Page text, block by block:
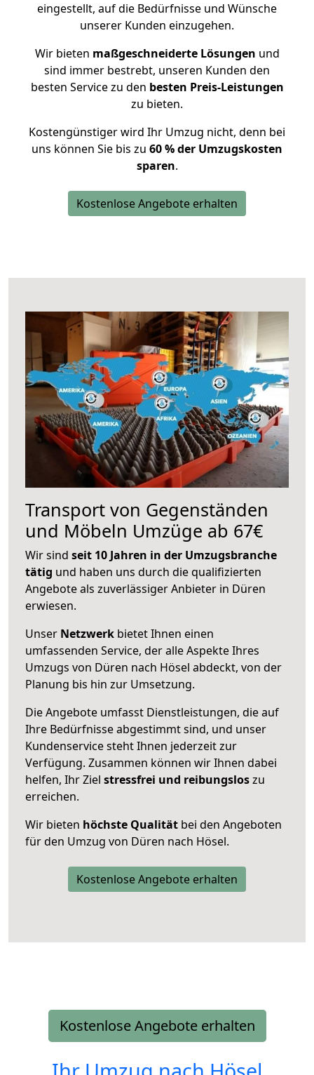
eingestellt, auf die Bedürfnisse und Wünsche
unserer Kunden einzugehen.
Wir bieten maßgeschneiderte Lösungen und
sind immer bestrebt, unseren Kunden den
besten Service zu den besten Preis-Leistungen
zu bieten.
Kostengünstiger wird Ihr Umzug nicht, denn bei
uns können Sie bis zu 60 % der Umzugskosten
sparen.
Kostenlose Angebote erhalten
Transport von Gegenständen
und Möbeln Umzüge ab 67€
Wir sind seit 10 Jahren in der Umzugsbranche
tätig und haben uns durch die qualifizierten
Angebote als zuverlässiger Anbieter in Düren
erwiesen.
Unser Netzwerk bietet Ihnen einen
umfassenden Service, der alle Aspekte Ihres
Umzugs von Düren nach Hösel abdeckt, von der
Planung bis hin zur Umsetzung.
Die Angebote umfasst Dienstleistungen, die auf
Ihre Bedürfnisse abgestimmt sind, und unser
Kundenservice steht Ihnen jederzeit zur
Verfügung. Zusammen können wir Ihnen dabei
helfen, Ihr Ziel stressfrei und reibungsloszu
erreichen.
Wir bieten höchste Qualität bei den Angeboten
für den Umzug von Düren nach Hösel.
Kostenlose Angebote erhalten
Kostenlose Angebote erhalten